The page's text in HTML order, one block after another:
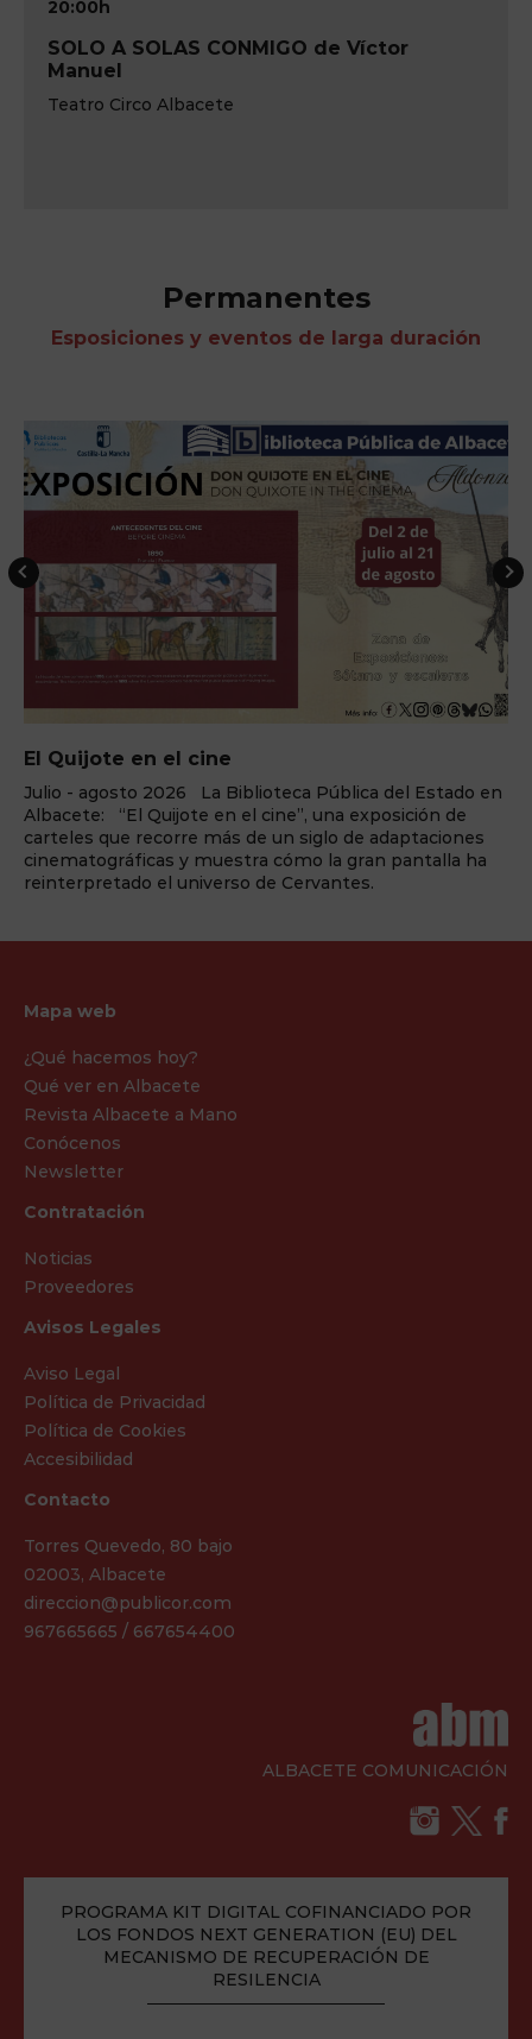
20:00h
SOLO A SOLAS CONMIGO de Víctor
Manuel
Teatro Circo Albacete
Permanentes
Esposiciones y eventos de larga duración
El Quijote en el cine
Julio - agosto 2026 La Biblioteca Pública del Estado en
Albacete: “El Quijote en el cine”, una exposición de
carteles que recorre más de un siglo de adaptaciones
cinematográficas y muestra cómo la gran pantalla ha
reinterpretado el universo de Cervantes.
Mapa web
¿Qué hacemos hoy?
Qué ver en Albacete
Revista Albacete a Mano
Conócenos
Newsletter
Contratación
Noticias
Proveedores
Avisos Legales
Aviso Legal
Política de Privacidad
Política de Cookies
Accesibilidad
Contacto
Torres Quevedo, 80 bajo
02003, Albacete
direccion@publicor.com
967665665 / 667654400
ALBACETE COMUNICACIÓN
PROGRAMA KIT DIGITAL COFINANCIADO POR
LOS FONDOS NEXT GENERATION (EU) DEL
MECANISMO DE RECUPERACIÓN DE
RESILENCIA